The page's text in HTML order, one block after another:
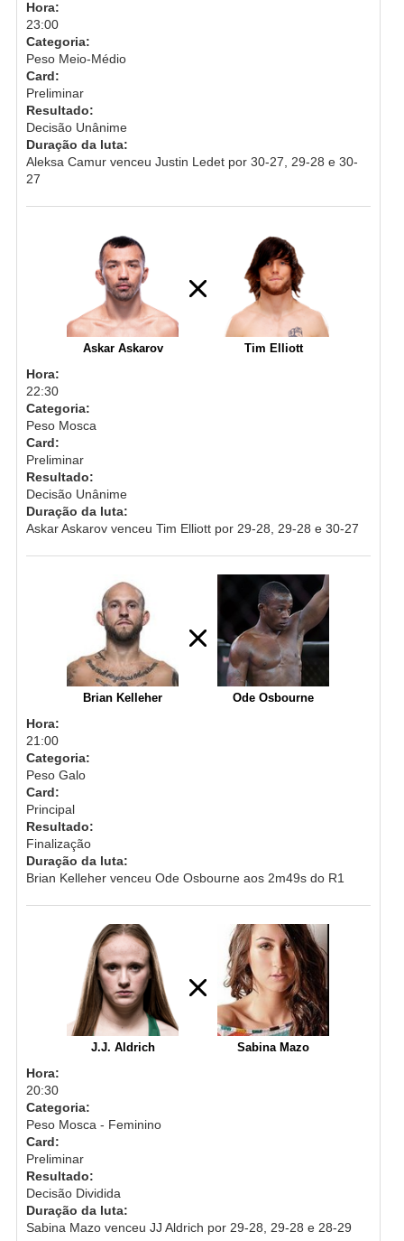
Hora:
23:00
Categoria:
Peso Meio-Médio
Card:
Preliminar
Resultado:
Decisão Unânime
Duração da luta:
Aleksa Camur venceu Justin Ledet por 30-27, 29-28 e 30-
27
Askar Askarov Tim Elliott
Hora:
22:30
Categoria:
Peso Mosca
Card:
Preliminar
Resultado:
Decisão Unânime
Duração da luta:
Askar Askarov venceu Tim Elliott por 29-28, 29-28 e 30-27
Brian Kelleher Ode Osbourne
Hora:
21:00
Categoria:
Peso Galo
Card:
Principal
Resultado:
Finalização
Duração da luta:
Brian Kelleher venceu Ode Osbourne aos 2m49s do R1
J.J. Aldrich Sabina Mazo
Hora:
20:30
Categoria:
Peso Mosca - Feminino
Card:
Preliminar
Resultado:
Decisão Dividida
Duração da luta:
Sabina Mazo venceu JJ Aldrich por 29-28, 29-28 e 28-29